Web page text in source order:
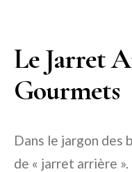
Le Jarret
Gourmets
Dans le jargon des
de « jarret arrière